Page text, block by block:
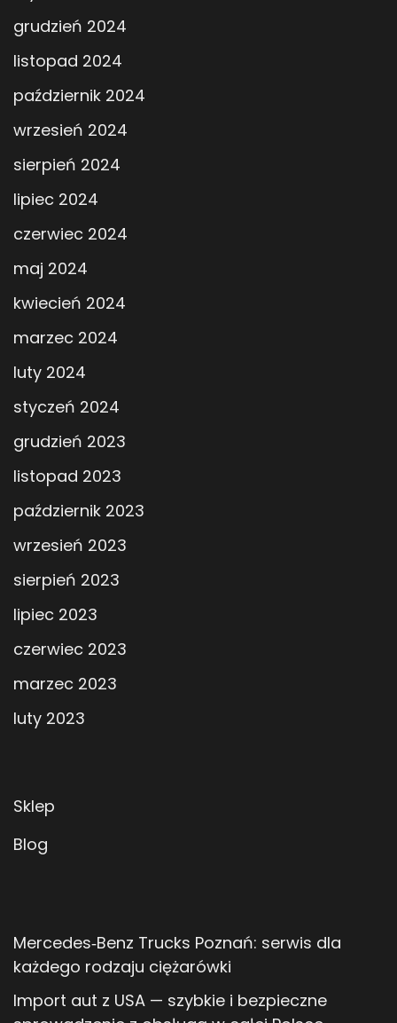
grudzień 2024
listopad 2024
październik 2024
wrzesień 2024
sierpień 2024
lipiec 2024
czerwiec 2024
maj 2024
kwiecień 2024
marzec 2024
luty 2024
styczeń 2024
grudzień 2023
listopad 2023
październik 2023
wrzesień 2023
sierpień 2023
lipiec 2023
czerwiec 2023
marzec 2023
luty 2023
Sklep
Blog
Mercedes‑Benz Trucks Poznań: serwis dla
każdego rodzaju ciężarówki
Import aut z USA — szybkie i bezpieczne